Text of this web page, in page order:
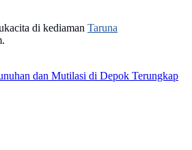
di kediaman Taruna
dan Mutilasi di Depok Terungkap